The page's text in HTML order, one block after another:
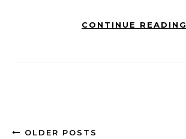
CONTINUE READING
OLDER POSTS